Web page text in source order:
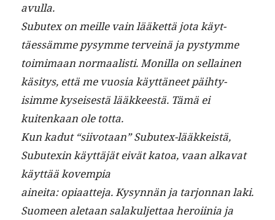
avulla.
Sub­u­tex on meille vain lääket­tä jota käyt­
täessämme pysymme ter­veinä ja pystymme
toim­i­maan nor­maal­isti. Monil­la on sel­l­ainen
käsi­tys, että me vuosia käyt­täneet päi­hty­
isimme kyseis­es­tä lääk­keestä. Tämä ei
kuitenkaan ole totta.
Kun kadut “siiv­otaan” Sub­u­tex-lääkkeistä,
Sub­u­tex­in käyt­täjät eivät katoa, vaan alka­vat
käyt­tää kovempia
ainei­ta: opi­aat­te­ja. Kysyn­nän ja tar­jon­nan laki.
Suomeen ale­taan salakul­jet­taa hero­i­inia ja